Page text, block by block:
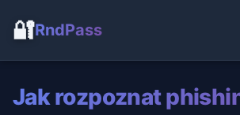
🔐RndPass
Jak rozpoznat